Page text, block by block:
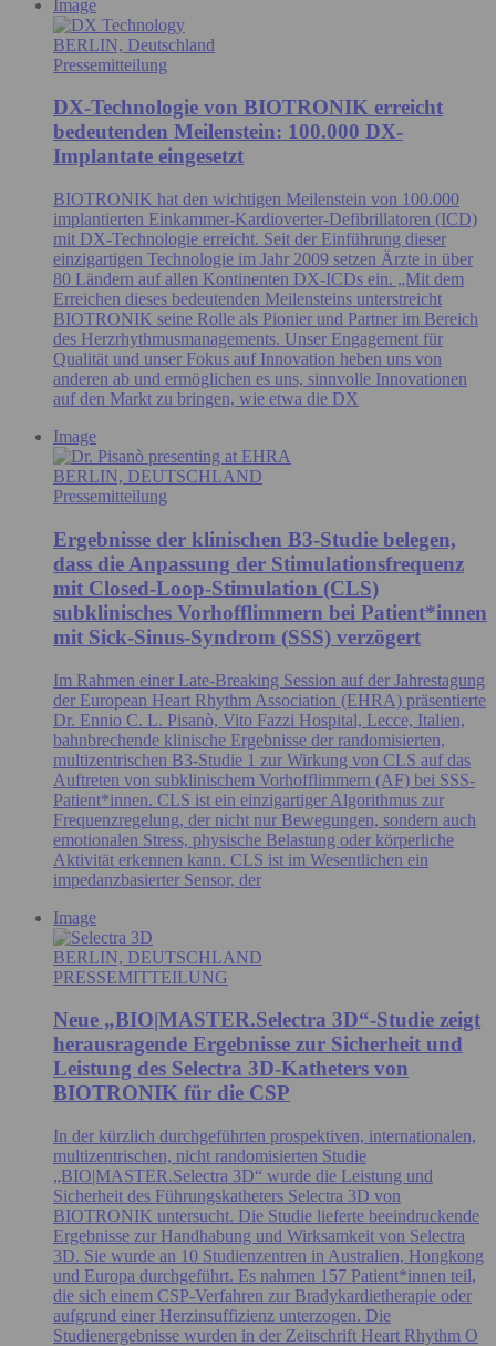
Image
BERLIN, Deutschland
Pressemitteilung
DX-Technologie von BIOTRONIK erreicht
bedeutenden Meilenstein: 100.000 DX-
Implantate eingesetzt
BIOTRONIK hat den wichtigen Meilenstein von 100.000
implantierten Einkammer-Kardioverter-Defibrillatoren (ICD)
mit DX-Technologie erreicht. Seit der Einführung dieser
einzigartigen Technologie im Jahr 2009 setzen Ärzte in über
80 Ländern auf allen Kontinenten DX-ICDs ein. „Mit dem
Erreichen dieses bedeutenden Meilensteins unterstreicht
BIOTRONIK seine Rolle als Pionier und Partner im Bereich
des Herzrhythmusmanagements. Unser Engagement für
Qualität und unser Fokus auf Innovation heben uns von
anderen ab und ermöglichen es uns, sinnvolle Innovationen
auf den Markt zu bringen, wie etwa die DX
Image
BERLIN, DEUTSCHLAND
Pressemitteilung
Ergebnisse der klinischen B3-Studie belegen,
dass die Anpassung der Stimulationsfrequenz
mit Closed-Loop-Stimulation (CLS)
subklinisches Vorhofflimmern bei Patient*innen
mit Sick-Sinus-Syndrom (SSS) verzögert
Im Rahmen einer Late-Breaking Session auf der Jahrestagung
der European Heart Rhythm Association (EHRA) präsentierte
Dr. Ennio C. L. Pisanò, Vito Fazzi Hospital, Lecce, Italien,
bahnbrechende klinische Ergebnisse der randomisierten,
multizentrischen B3-Studie 1 zur Wirkung von CLS auf das
Auftreten von subklinischem Vorhofflimmern (AF) bei SSS-
Patient*innen. CLS ist ein einzigartiger Algorithmus zur
Frequenzregelung, der nicht nur Bewegungen, sondern auch
emotionalen Stress, physische Belastung oder körperliche
Aktivität erkennen kann. CLS ist im Wesentlichen ein
impedanzbasierter Sensor, der
Image
BERLIN, DEUTSCHLAND
PRESSEMITTEILUNG
Neue „BIO|MASTER.Selectra 3D“-Studie zeigt
herausragende Ergebnisse zur Sicherheit und
Leistung des Selectra 3D-Katheters von
BIOTRONIK für die CSP
In der kürzlich durchgeführten prospektiven, internationalen,
multizentrischen, nicht randomisierten Studie
„BIO|MASTER.Selectra 3D“ wurde die Leistung und
Sicherheit des Führungskatheters Selectra 3D von
BIOTRONIK untersucht. Die Studie lieferte beeindruckende
Ergebnisse zur Handhabung und Wirksamkeit von Selectra
3D. Sie wurde an 10 Studienzentren in Australien, Hongkong
und Europa durchgeführt. Es nahmen 157 Patient*innen teil,
die sich einem CSP-Verfahren zur Bradykardietherapie oder
aufgrund einer Herzinsuffizienz unterzogen. Die
Studienergebnisse wurden in der Zeitschrift Heart Rhythm O